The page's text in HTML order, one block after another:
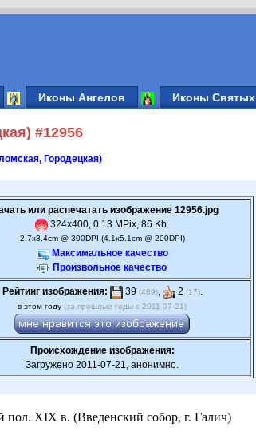
Иконы Ангелов Иконы Святых
#12956
Городецкая)
или распечатать изображение 12956.jpg
324x400, 0.13 MPix, 86 Kb.
2.7x3.4cm @ 300DPI (4.1x5.1cm @ 200DPI)
Максимальное качество
Произвольное качество
Рейтинг изображения: 39 (489), 2 (17).
в этом году(за прошлые годы с 2011-07-21)
Происхождение изображения:
Загружено 2011-07-21, анонимно.
XIX в. (Введенский собор, г. Галич)